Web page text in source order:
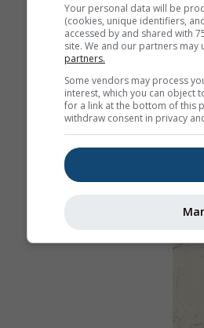
Your personal data will be
(cookies, unique identifiers,
accessed by and shared with
site. We and our partners
partners.
Some vendors may process
interest, which you can object
for a link at the bottom of this
withdraw consent in privacy